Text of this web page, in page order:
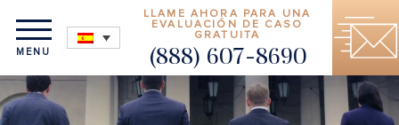
MENU
LLAME AHORA PARA UNA
EVALUACIÓN DE CASO
GRATUITA
(888) 607-8690